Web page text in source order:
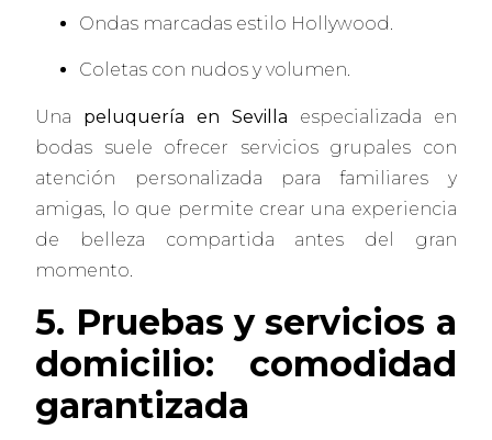
Ondas marcadas estilo Hollywood.
Coletas con nudos y volumen.
Una peluquería en Sevilla especializada en
bodas suele ofrecer servicios grupales con
atención personalizada para familiares y
amigas, lo que permite crear una experiencia
de belleza compartida antes del gran
momento.
5. Pruebas y servicios a
domicilio: comodidad
garantizada